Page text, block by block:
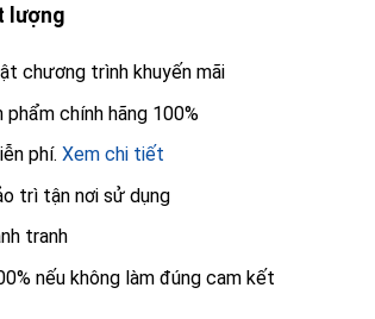
lượng
chương trình khuyến mãi
phẩm chính hãng 100%
phí. Xem chi tiết
trì tận nơi sử dụng
tranh
nếu không làm đúng cam kết